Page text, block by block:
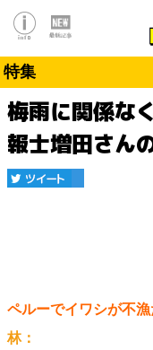
特集
梅雨に関係な
報士増田さん
ペルーでイワシが不
林：